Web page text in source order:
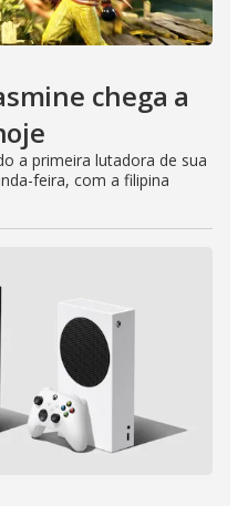
chega a
a primeira lutadora de sua
feira, com a filipina